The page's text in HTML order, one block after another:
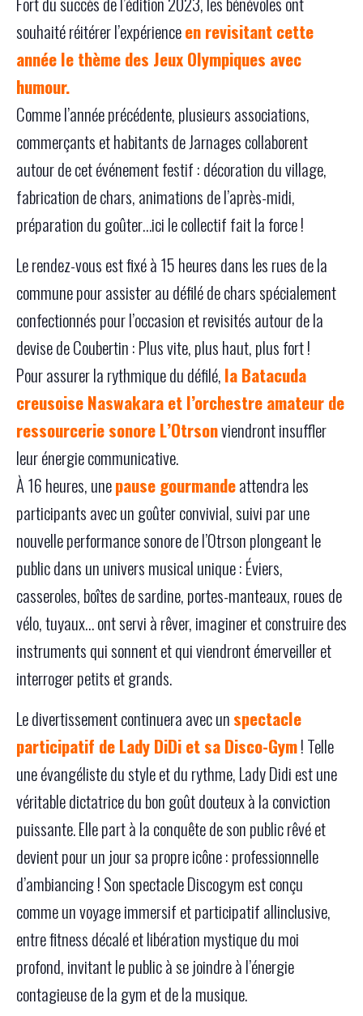
souhaité réitérer l’expérienceen revisitant cette
année le thème des Jeux Olympiques avec
humour.
Comme l’année précédente, plusieurs associations,
commerçants et habitants de Jarnages collaborent
autour de cet événement festif : décoration du village,
fabrication de chars, animations de l’après-midi,
préparation du goûter…ici le collectif fait la force !
Le rendez-vous est fixé à 15 heures dans les rues de la
commune pour assister au défilé de chars spécialement
confectionnés pour l’occasion et revisités autour de la
devise de Coubertin : Plus vite, plus haut, plus fort !
Pour assurer la rythmique du défilé,la Batacuda
creusoise Naswakara et l’orchestre amateur de
ressourcerie sonore L’Otrsonviendront insuffler
leur énergie communicative.
À 16 heures, unepause gourmandeattendra les
participants avec un goûter convivial, suivi par une
nouvelle performance sonore de l’Otrson plongeant le
public dans un univers musical unique : Éviers,
casseroles, boîtes de sardine, portes-manteaux, roues de
vélo, tuyaux… ont servi à rêver, imaginer et construire des
instruments qui sonnent et qui viendront émerveiller et
interroger petits et grands.
Le divertissement continuera avec unspectacle
participatif de Lady DiDi et sa Disco-Gym! Telle
une évangéliste du style et du rythme, Lady Didi est une
véritable dictatrice du bon goût douteux à la conviction
puissante. Elle part à la conquête de son public rêvé et
devient pour un jour sa propre icône : professionnelle
d’ambiancing ! Son spectacle Discogym est conçu
comme un voyage immersif et participatif allinclusive,
entre fitness décalé et libération mystique du moi
profond, invitant le public à se joindre à l’énergie
contagieuse de la gym et de la musique.